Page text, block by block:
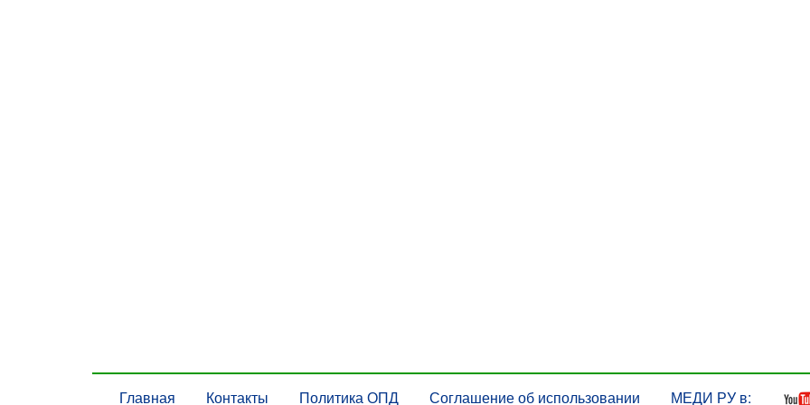
Главная Контакты Политика ОПД Соглашение об использовании МЕДИ РУ в: